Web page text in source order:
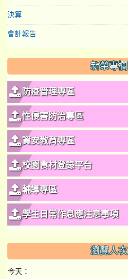
決算
會計報告
新榮專欄
防疫管理專區
性侵害防治專區
資安教育專區
校園食材登錄平台
輔導專區
學生日常作息應注意事項
瀏覽人次
今天：